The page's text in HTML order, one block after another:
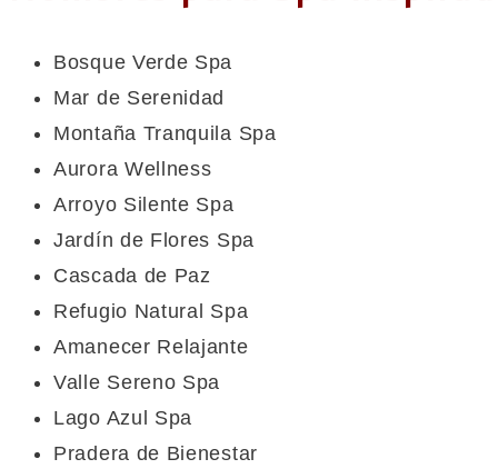
Bosque Verde Spa
Mar de Serenidad
Montaña Tranquila Spa
Aurora Wellness
Arroyo Silente Spa
Jardín de Flores Spa
Cascada de Paz
Refugio Natural Spa
Amanecer Relajante
Valle Sereno Spa
Lago Azul Spa
Pradera de Bienestar